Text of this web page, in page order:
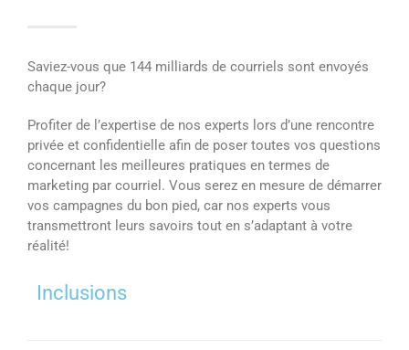
Saviez-vous que 144 milliards de courriels sont envoyés
chaque jour?
Profiter de l’expertise de nos experts lors d’une rencontre
privée et confidentielle afin de poser toutes vos questions
concernant les meilleures pratiques en termes de
marketing par courriel. Vous serez en mesure de démarrer
vos campagnes du bon pied, car nos experts vous
transmettront leurs savoirs tout en s’adaptant à votre
réalité!
Inclusions